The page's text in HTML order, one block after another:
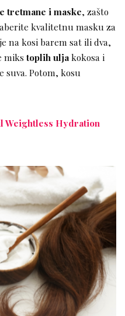
tretmane i maske, zašto
kvalitetnu masku za
na kosi barem sat ili dva,
miks toplih uljakokosa i
suva. Potom, kosu
Weightless Hydration